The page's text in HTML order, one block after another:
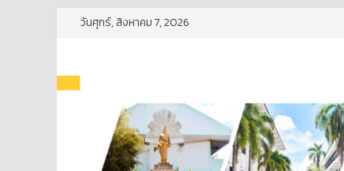
วันศุกร์, สิงหาคม 7, 2026